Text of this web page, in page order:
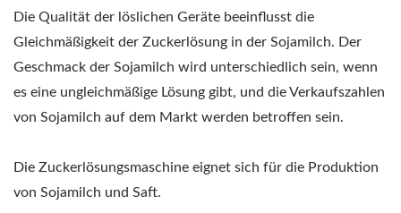
Die Qualität der löslichen Geräte beeinflusst die
Gleichmäßigkeit der Zuckerlösung in der Sojamilch. Der
Geschmack der Sojamilch wird unterschiedlich sein, wenn
es eine ungleichmäßige Lösung gibt, und die Verkaufszahlen
von Sojamilch auf dem Markt werden betroffen sein.
Die Zuckerlösungsmaschine eignet sich für die Produktion
von Sojamilch und Saft.